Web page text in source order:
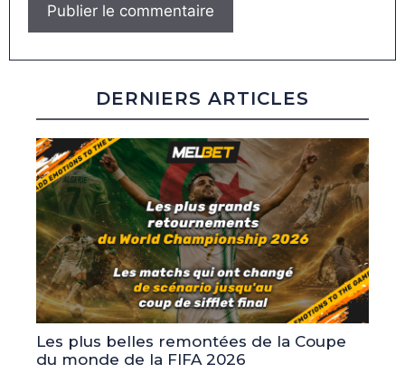
DERNIERS ARTICLES
Les plus belles remontées de la Coupe
du monde de la FIFA 2026